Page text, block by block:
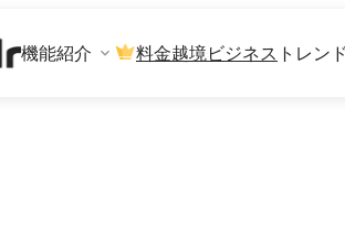
機能紹介 料金越境ビジネス トレン